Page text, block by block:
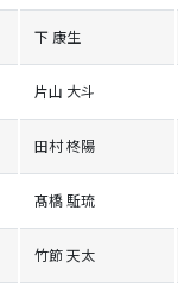
下 康生
片山 大斗
田村 柊陽
髙橋 駈琉
竹節 天太